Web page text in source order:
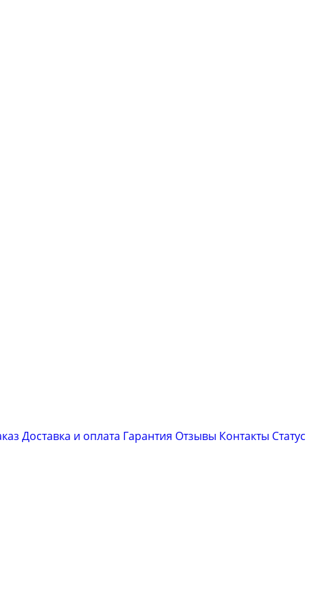
Доставка и оплата Гарантия Отзывы Контакты Cтатус